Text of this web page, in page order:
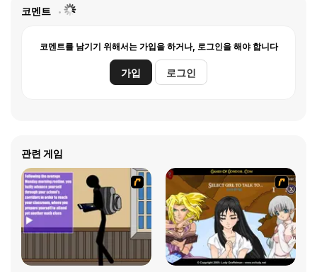
코멘트
코멘트를 남기기 위해서는 가입을 하거나, 로그인을 해야 합니다
가입 로그인
관련 게임